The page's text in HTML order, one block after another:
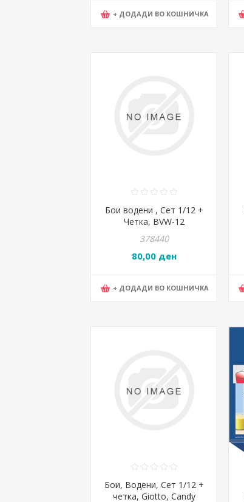
+ ДОДАДИ ВО КОШНИЧКА
Бои водени , Сет 1/12 +
Четка, BVW-12
378440
80,00 ден
+ ДОДАДИ ВО КОШНИЧКА
Бои, Водени, Сет 1/12 +
четка, Giotto, Candy